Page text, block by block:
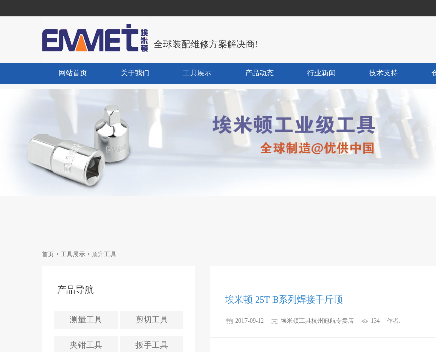
全球装配维修方案解决商!
网站首页 关于我们 工具展示 产品动态 行业新闻 技术支持
首页 > 工具展示 > 顶升工具
产品导航
测量工具 剪切工具
夹钳工具 扳手工具
埃米顿 25T B系列焊接千斤顶
2017-09-12 埃米顿工具杭州冠航专卖店 134 作者: